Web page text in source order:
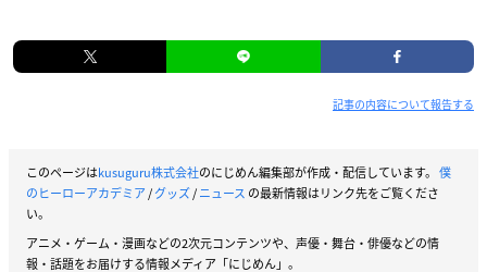
記事の内容について報告する
このページはkusuguru株式会社のにじめん編集部が作成・配信しています。 僕
のヒーローアカデミア/グッズ/ニュース の最新情報はリンク先をご覧くださ
い。
アニメ・ゲーム・漫画などの2次元コンテンツや、声優・舞台・俳優などの情
報・話題をお届けする情報メディア「にじめん」。